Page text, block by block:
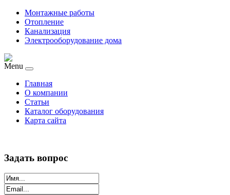
Монтажные работы
Отопление
Канализация
Электрооборудование дома
Menu
Главная
О компании
Статьи
Каталог оборудования
Карта сайта
Задать вопрос